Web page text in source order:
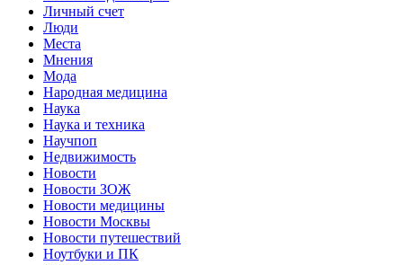
Личный счет
Люди
Места
Мнения
Мода
Народная медицина
Наука
Наука и техника
Научпоп
Недвижимость
Новости
Новости ЗОЖ
Новости медицины
Новости Москвы
Новости путешествий
Ноутбуки и ПК